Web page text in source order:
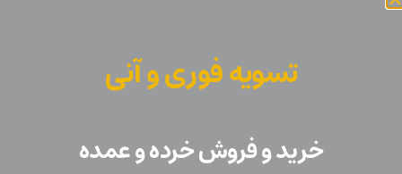
بهترین استراتژی‌های ترید ارز دیجیتال برای مبتدیان | آموزش ترید
تسویه فوری و آنی
خرید و فروش خرده و عمده